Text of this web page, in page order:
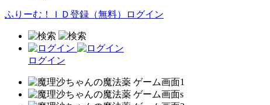
ふりーむ！ＩＤ登録（無料） ログイン
ログイン